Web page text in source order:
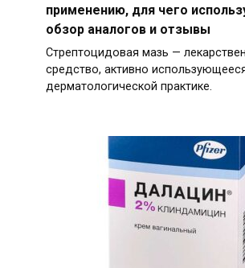
применению, для чего
обзор аналогов и отзывы
Стрептоцидовая мазь —
средство, активно
дерматологической практике.